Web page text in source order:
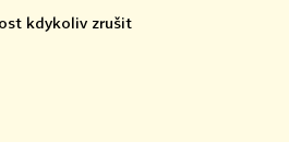
kdykoliv zrušit